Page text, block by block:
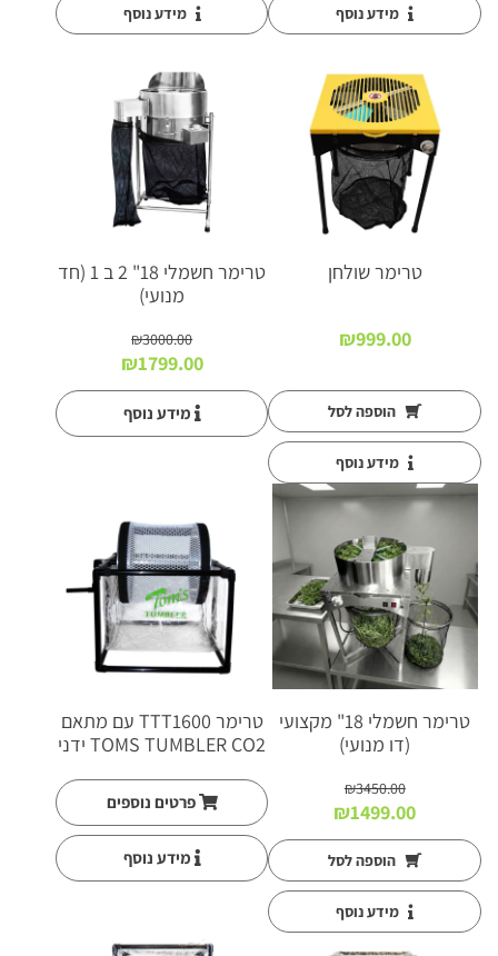
מידע נוסף מידע נוסף
טרימר שולחן
₪999.00
הוספה לסל
מידע נוסף
טרימר חשמלי 18" 2 ב 1 (חד
מנועי)
₪3000.00
המחיר
המקורי
היה:
₪3000.00.
₪1799.00
הנוכחי
₪1799.00.
מידע נוסף
טרימר חשמלי 18" מקצועי
(דו מנועי)
₪3450.00
המחיר
המקורי
היה:
₪3450.00.
₪1499.00
המחיר
הנוכחי
הוא:
₪1499.00.
הוספה לסל
מידע נוסף
טרימר TTT1600 עם מתאם
TOMS TUMBLER CO2 ידני
פרטים נוספים
מידע נוסף